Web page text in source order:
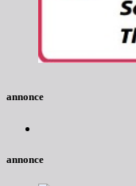
annonce
annonce